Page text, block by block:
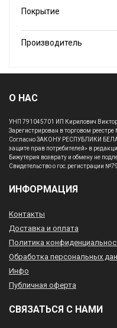
Покрытие
Производитель
О НАС
УНП 791045701 ИП Кирилович
Зарегистрирован в торговом
Согласно ЗАКОНУ РЕСПУБЛИКИ
защите прав потребителей» в
Бижутерия возврату и обмену не
Свидетельство о гос.регистрации
ИНФОРМАЦИЯ
Контакты
Доставка и оплата
Политика
Обработка персональных
Инфо
Публичная оферта
СВЯЗАТЬСЯ С НАМИ